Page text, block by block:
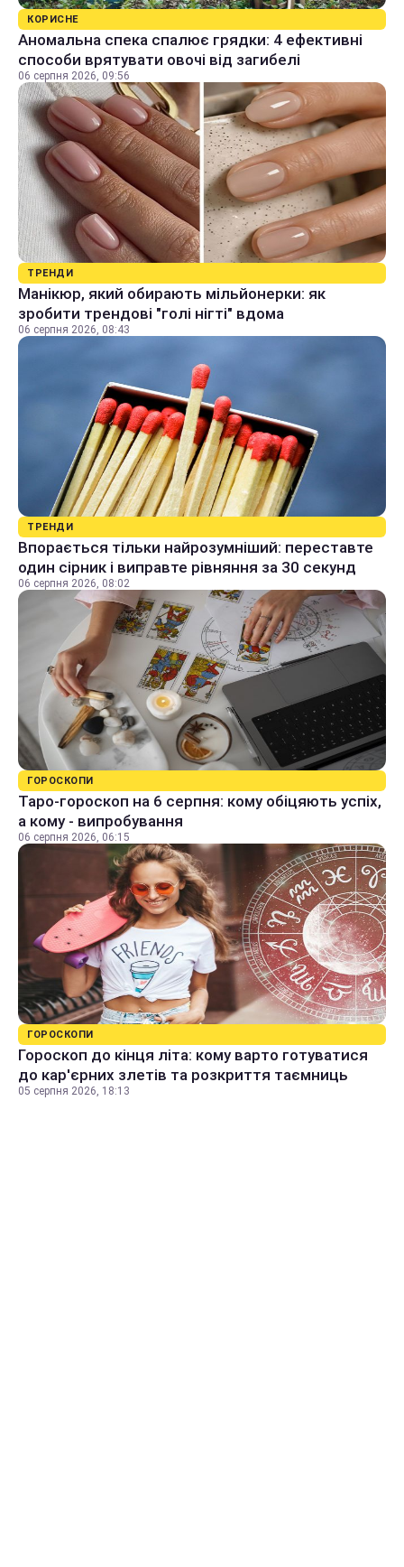
КОРИСНЕ
Аномальна спека спалює грядки: 4 ефективні
способи врятувати овочі від загибелі
06 серпня 2026, 09:56
ТРЕНДИ
Манікюр, який обирають мільйонерки: як
зробити трендові "голі нігті" вдома
06 серпня 2026, 08:43
ТРЕНДИ
Впорається тільки найрозумніший: переставте
один сірник і виправте рівняння за 30 секунд
06 серпня 2026, 08:02
ГОРОСКОПИ
Таро-гороскоп на 6 серпня: кому обіцяють успіх,
а кому - випробування
06 серпня 2026, 06:15
ГОРОСКОПИ
Гороскоп до кінця літа: кому варто готуватися
до кар'єрних злетів та розкриття таємниць
05 серпня 2026, 18:13